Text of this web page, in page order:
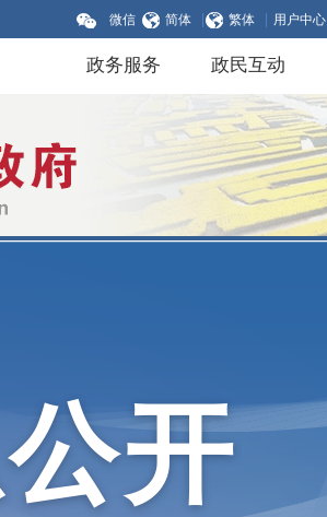
微信 简体 繁体 用户中心
政务服务 政民互动
开